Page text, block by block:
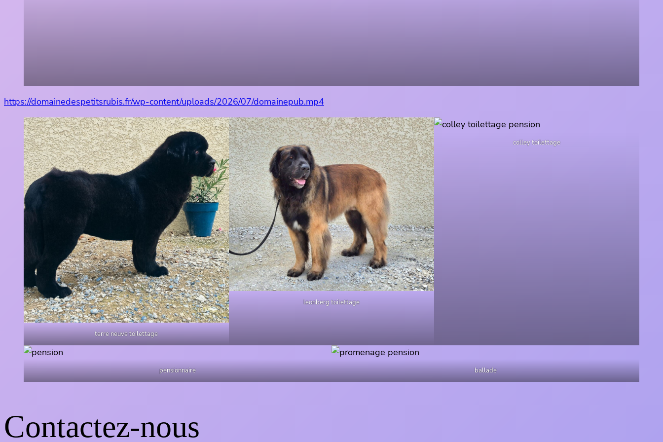
https://domainedespetitsrubis.fr/wp-content/uploads/2026/07/domainepub.mp4
terre neuve toilettage
leonberg toilettage
colley toilettage
pensionnaire ballade
Contactez-nous